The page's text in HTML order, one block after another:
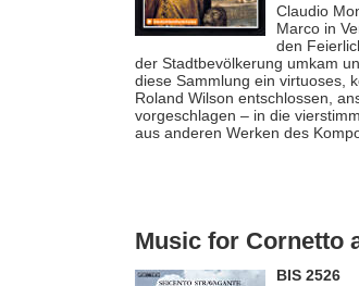
Claudio
Marco in
den
der Stadtbevölkerung umkam
diese Sammlung ein virtuoses,
Roland Wilson entschlossen,
vorgeschlagen – in die
aus anderen Werken des
Music for Cornetto
BIS 2526